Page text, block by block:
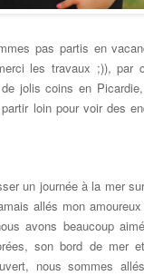
pas partis en
les travaux ;)), par
jolis coins en
loin pour voir des
un journée à la mer
allés mon
avons beaucoup
son bord de mer
nous sommes